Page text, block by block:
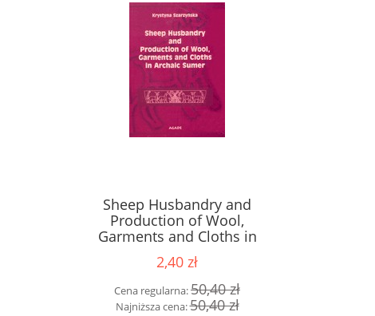
Sheep Husbandry and
Production of Wool,
Garments and Cloths in
Archaic Sumer, Krystyna
Szarzyńska
2,40 zł
Cena regularna:50,40 zł
Najniższa cena:50,40 zł